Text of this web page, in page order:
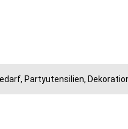
Partyutensilien,